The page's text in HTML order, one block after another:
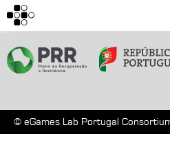
© eGames Lab Portugal